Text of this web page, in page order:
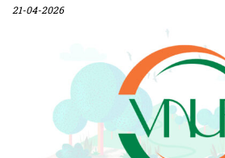
21-04-2026